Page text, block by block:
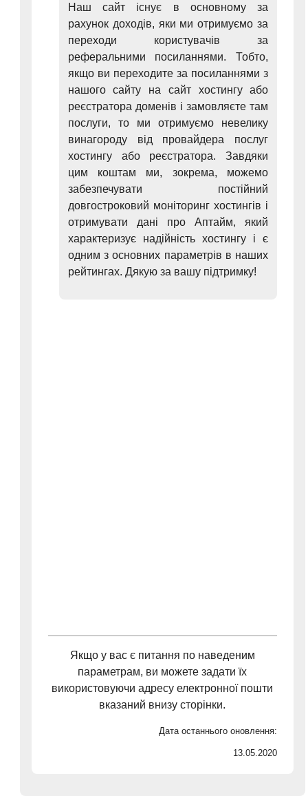
Наш сайт існує в основному за
рахунок доходів, яки ми отримуємо за
переходи користувачів за
реферальними посиланнями. Тобто,
якщо ви переходите за посиланнями з
нашого сайту на сайт хостингу або
реєстратора доменів і замовляєте там
послуги, то ми отримуємо невелику
винагороду від провайдера послуг
хостингу або реєстратора. Завдяки
цим коштам ми, зокрема, можемо
забезпечувати постійний
довгостроковий моніторинг хостингів і
отримувати дані про Аптайм, який
характеризує надійність хостингу і є
одним з основних параметрів в наших
рейтингах. Дякую за вашу підтримку!
Якщо у вас є питання по наведеним
параметрам, ви можете задати їх
використовуючи адресу електронної пошти
вказаний внизу сторінки.
Дата останнього оновлення:
13.05.2020